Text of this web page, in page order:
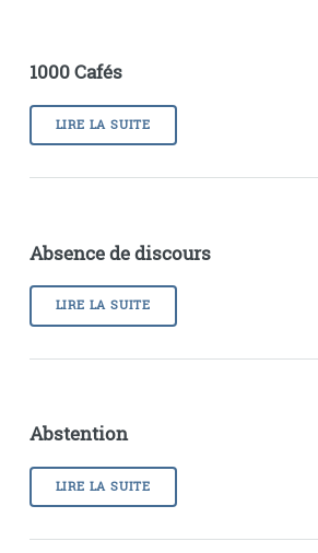
1000 Cafés
LIRE LA SUITE
Absence de discours
LIRE LA SUITE
Abstention
LIRE LA SUITE